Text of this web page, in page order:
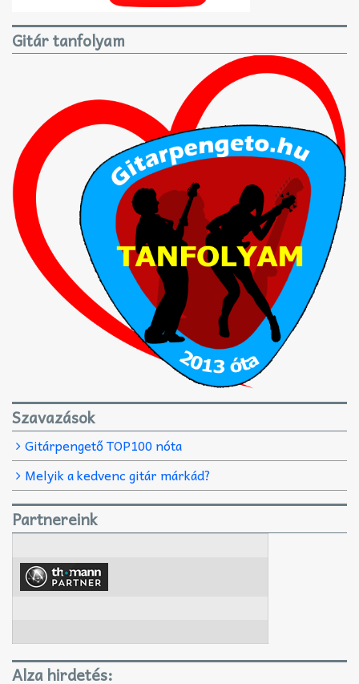
Gitár tanfolyam
Szavazások
Gitárpengető TOP100 nóta
Melyik a kedvenc gitár márkád?
Partnereink
Alza hirdetés: